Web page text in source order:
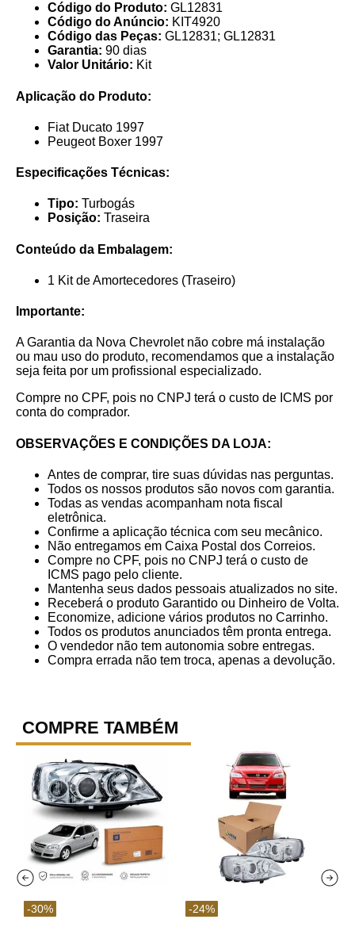
Código do Produto: GL12831
Código do Anúncio: KIT4920
Código das Peças: GL12831; GL12831
Garantia: 90 dias
Valor Unitário: Kit
Aplicação do Produto:
Fiat Ducato 1997
Peugeot Boxer 1997
Especificações Técnicas:
Tipo: Turbogás
Posição: Traseira
Conteúdo da Embalagem:
1 Kit de Amortecedores (Traseiro)
Importante:
A Garantia da Nova Chevrolet não cobre má instalação
ou mau uso do produto, recomendamos que a instalação
seja feita por um profissional especializado.
Compre no CPF, pois no CNPJ terá o custo de ICMS por
conta do comprador.
OBSERVAÇÕES E CONDIÇÕES DA LOJA:
Antes de comprar, tire suas dúvidas nas perguntas.
Todos os nossos produtos são novos com garantia.
Todas as vendas acompanham nota fiscal
eletrônica.
Confirme a aplicação técnica com seu mecânico.
Não entregamos em Caixa Postal dos Correios.
Compre no CPF, pois no CNPJ terá o custo de
ICMS pago pelo cliente.
Mantenha seus dados pessoais atualizados no site.
Receberá o produto Garantido ou Dinheiro de Volta.
Economize, adicione vários produtos no Carrinho.
Todos os produtos anunciados têm pronta entrega.
O vendedor não tem autonomia sobre entregas.
Compra errada não tem troca, apenas a devolução.
COMPRE TAMBÉM
-30%
-24%